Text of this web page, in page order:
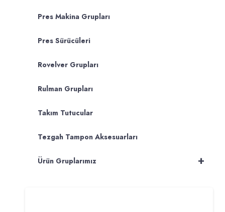
Pres Makina Grupları
Pres Sürücüleri
Rovelver Grupları
Rulman Grupları
Takım Tutucular
Tezgah Tampon Aksesuarları
+
Ürün Gruplarımız